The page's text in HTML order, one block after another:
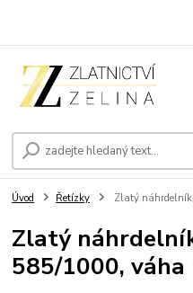
Úvod Řetízky Zlatý
Zlatý
585/1000, váha